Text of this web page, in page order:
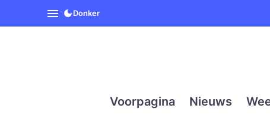
SpanjeVandaag is de
Donker
Voorpagina Nieuws